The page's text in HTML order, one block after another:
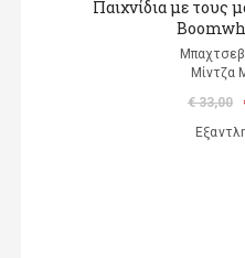
Παιχνίδια με τους
Μίντζα
€ 33,00